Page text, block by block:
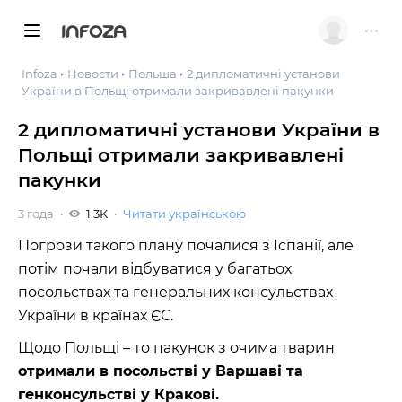
INFOZA
Infoza Новости Польша
2 дипломатичні установи
України в Польщі отримали закривавлені пакунки
2 дипломатичні установи України в
Польщі отримали закривавлені
пакунки
3 года 1.3K Читати українською
Погрози такого плану почалися з Іспанії, але
потім почали відбуватися у багатьох
посольствах та генеральних консульствах
України в країнах ЄС.
Щодо Польщі – то пакунок з очима тварин
отримали в посольстві у Варшаві та
генконсульстві у Кракові.